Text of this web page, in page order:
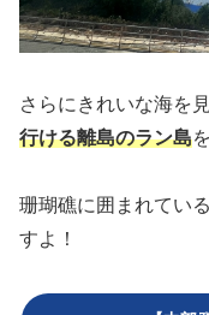
さらにきれいな海を
行ける離島のラン島
珊瑚礁に囲まれてい
すよ！